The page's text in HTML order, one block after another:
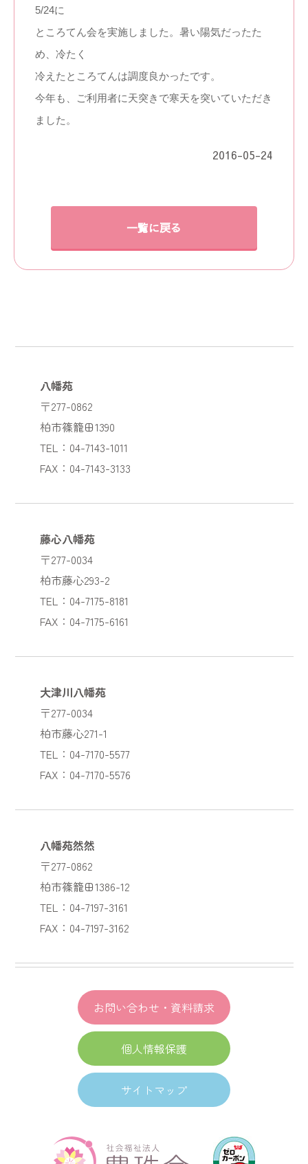
5/24に
ところてん会を実施しました。暑い陽気だったた
め、冷たく
冷えたところてんは調度良かったです。
今年も、ご利用者に天突きで寒天を突いていただき
ました。
2016-05-24
一覧に戻る
八幡苑
〒277-0862
柏市篠籠田1390
TEL：04-7143-1011
FAX：04-7143-3133
藤心八幡苑
〒277-0034
柏市藤心293-2
TEL：04-7175-8181
FAX：04-7175-6161
大津川八幡苑
〒277-0034
柏市藤心271-1
TEL：04-7170-5577
FAX：04-7170-5576
八幡苑然然
〒277-0862
柏市篠籠田1386-12
TEL：04-7197-3161
FAX：04-7197-3162
お問い合わせ・資料請求
個人情報保護
サイトマップ